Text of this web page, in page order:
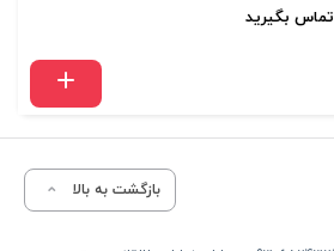
تماس بگیرید
بازگشت به بالا